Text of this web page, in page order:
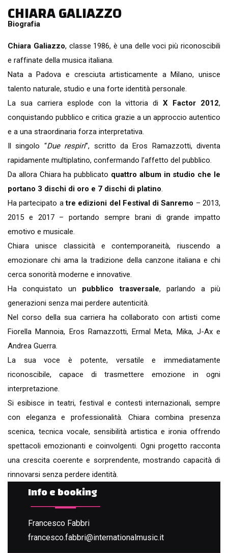
CHIARA GALIAZZO
Biografia
Chiara Galiazzo, classe 1986, è una delle voci più riconoscibili
e raffinate della musica italiana.
Nata a Padova e cresciuta artisticamente a Milano, unisce
talento naturale, studio e una forte identità personale.
La sua carriera esplode con la vittoria diX Factor 2012,
conquistando pubblico e critica grazie a un approccio autentico
e a una straordinaria forza interpretativa.
Il singolo “Due respiri”, scritto da Eros Ramazzotti, diventa
rapidamente multiplatino, confermando l’affetto del pubblico.
Da allora Chiara ha pubblicato quattro album in studio che le
portano 3 dischi di oro e 7 dischi di platino.
Ha partecipato atre edizioni del Festival di Sanremo – 2013,
2015 e 2017 – portando sempre brani di grande impatto
emotivo e musicale.
Chiara unisce classicità e contemporaneità, riuscendo a
emozionare chi ama la tradizione della canzone italiana e chi
cerca sonorità moderne e innovative.
Ha conquistato un pubblico trasversale, parlando a più
generazioni senza mai perdere autenticità.
Nel corso della sua carriera ha collaborato con artisti come
Fiorella Mannoia, Eros Ramazzotti, Ermal Meta, Mika, J-Ax e
Andrea Guerra.
La sua voce è potente, versatile e immediatamente
riconoscibile, capace di trasmettere emozione in ogni
interpretazione.
Si esibisce in teatri, festival e contesti internazionali, sempre
con eleganza e professionalità. Chiara combina presenza
scenica, tecnica vocale, sensibilità artistica e ironia offrendo
spettacoli emozionanti e coinvolgenti. Ogni progetto racconta
una crescita coerente e sorprendente, mostrando capacità di
rinnovarsi senza perdere identità.
Info e booking
Francesco Fabbri
francesco.fabbri@internationalmusic.it